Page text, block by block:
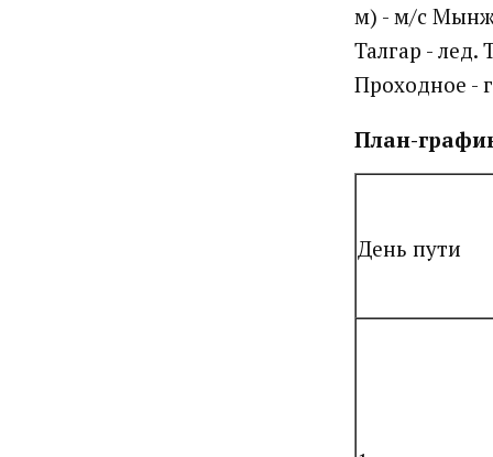
м) - м/с
Талгар - лед.
Проходное -
План-
День пути